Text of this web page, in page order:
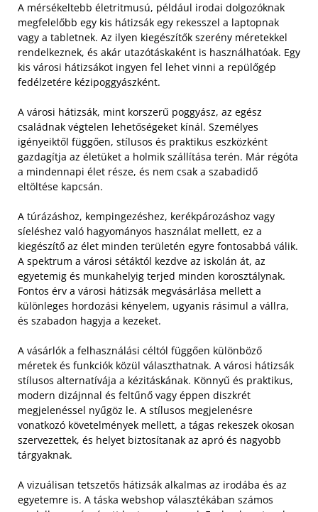
A mérsékeltebb életritmusú, például irodai dolgozóknak
megfelelőbb egy kis hátizsák egy rekesszel a laptopnak
vagy a tabletnek. Az ilyen kiegészítők szerény méretekkel
rendelkeznek, és akár utazótáskaként is használhatóak. Egy
kis városi hátizsákot ingyen fel lehet vinni a repülőgép
fedélzetére kézipoggyászként.
A városi hátizsák, mint korszerű poggyász, az egész
családnak végtelen lehetőségeket kínál. Személyes
igényeiktől függően, stílusos és praktikus eszközként
gazdagítja az életüket a holmik szállítása terén. Már régóta
a mindennapi élet része, és nem csak a szabadidő
eltöltése kapcsán.
A túrázáshoz, kempingezéshez, kerékpározáshoz vagy
síeléshez való hagyományos használat mellett, ez a
kiegészítő az élet minden területén egyre fontosabbá válik.
A spektrum a városi sétáktól kezdve az iskolán át, az
egyetemig és munkahelyig terjed minden korosztálynak.
Fontos érv a városi hátizsák megvásárlása mellett a
különleges hordozási kényelem, ugyanis rásimul a vállra,
és szabadon hagyja a kezeket.
A vásárlók a felhasználási céltól függően különböző
méretek és funkciók közül választhatnak. A városi hátizsák
stílusos alternatívája a kézitáskának. Könnyű és praktikus,
modern dizájnnal és feltűnő vagy éppen diszkrét
megjelenéssel nyűgöz le. A stílusos megjelenésre
vonatkozó követelmények mellett, a tágas rekeszek okosan
szervezettek, és helyet biztosítanak az apró és nagyobb
tárgyaknak.
A vizuálisan tetszetős hátizsák alkalmas az irodába és az
egyetemre is. A táska webshop választékában számos